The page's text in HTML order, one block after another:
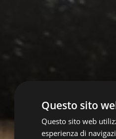
Questo sito
Questo sito web
esperienza di